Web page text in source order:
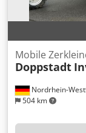
Nordrhein-
504 km
Mobile
Doppstadt